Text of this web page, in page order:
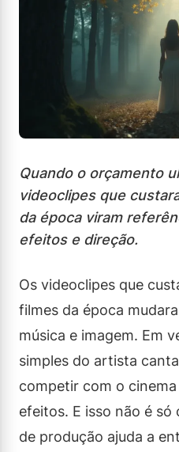
Quando o orçamento
videoclipes que
da época viram
efeitos e direção.
Os videoclipes que
filmes da época
música e imagem. Em
simples do artista
competir com o
efeitos. E isso não é só
de produção ajuda a